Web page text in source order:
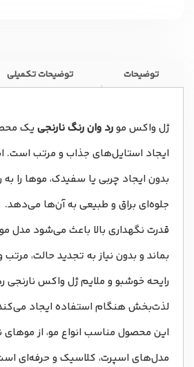
توضیحات توضیحات تکمیلی
ژل واکس مورد وان رنگ نارنجی یک
ایجاد استایل‌های جذاب و مرتب است.
بدون ایجاد چربی یا سفیدک، موها را
جلوه‌ای براق و طبیعی به آن‌ها می‌دهد.
قدرت نگهداری بالا باعث می‌شود مدل
بماند و بدون نیاز به تجدید حالت،
رایحه خوشبو و ملایم ژل واکس نارنجی
لذت‌بخش هنگام استفاده ایجاد
این محصول مناسب انواع مو، از موهای
مدل‌های اسپرت، کلاسیک و حرفه‌ای